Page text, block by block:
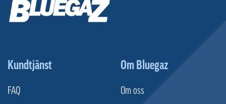
Kundtjänst
FAQ
Om Bluegaz
Om oss